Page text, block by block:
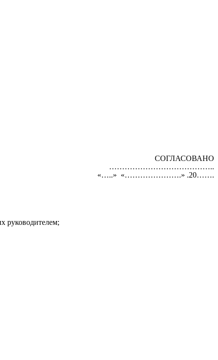
СОГЛАСОВАНО
…………………………………..
«…..» «………………….» .20…….
руководителем;